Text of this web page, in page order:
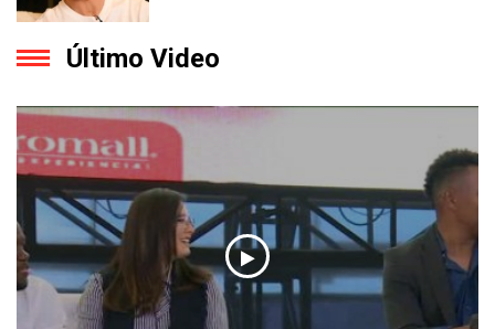
Último Video